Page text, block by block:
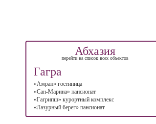
Абхазия
перейти на список всех объектов
Гагра
«Амран» гостиница
«Сан-Марина» пансионат
«Гагрипш» курортный комплекс
«Лазурный берег» пансионат